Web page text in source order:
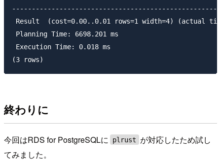
Result  (cost=0.00..0.01 rows=1 width=4) (actual
Planning Time: 6698.201 ms
Execution Time: 0.018 ms
終わりに
今回はRDS for PostgreSQLに plrust
が対応したため試し
てみました。